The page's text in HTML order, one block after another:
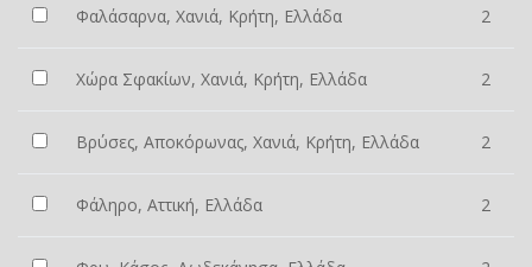
Φαλάσαρνα, Χανιά, Κρήτη, Ελλάδα 2
Χώρα Σφακίων, Χανιά, Κρήτη, Ελλάδα 2
Βρύσες, Αποκόρωνας, Χανιά, Κρήτη, Ελλάδα 2
Φάληρο, Αττική, Ελλάδα 2